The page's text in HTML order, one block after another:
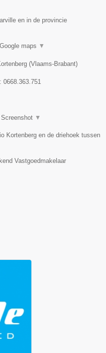
en in de provincie
Google maps ▼
(Vlaams-Brabant)
0668.363.751
Screenshot ▼
Kortenberg en de driehoek tussen
Vastgoedmakelaar